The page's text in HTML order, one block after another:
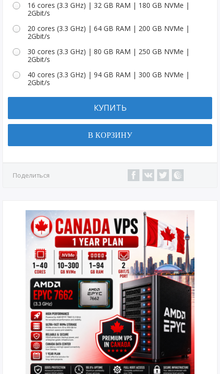
16 cores (3.3 GHz) | 32 GB RAM | 180 GB NVMe |
2Gbit/s
20 cores (3.3 GHz) | 64 GB RAM | 200 GB NVMe |
2Gbit/s
30 cores (3.3 GHz) | 80 GB RAM | 250 GB NVMe |
2Gbit/s
40 cores (3.3 GHz) | 94 GB RAM | 300 GB NVMe |
2Gbit/s
КУПИТЬ
В КОРЗИНУ
Поделиться